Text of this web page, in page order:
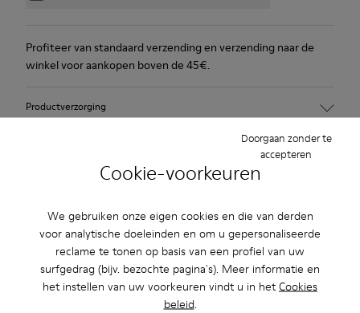
Cookie-voorkeuren
We gebruiken onze eigen cookies en die van derden
voor analytische doeleinden en om u gepersonaliseerde
reclame te tonen op basis van een profiel van uw
surfgedrag (bijv. bezochte pagina's). Meer informatie en
het instellen van uw voorkeuren vindt u in het Cookies
beleid.
Doorgaan zonder te
accepteren
Profiteer van standaard verzending en verzending naar de
winkel voor aankopen boven de 45€.
Productverzorging
Uitverkoop: krijg 10% extra korting
Ja, dat klopt. Als lid van onze community krijg je exclusieve
voordelen zoals kortingen, vroege toegang, uitnodigingen voor
events en nog veel, veel meer.